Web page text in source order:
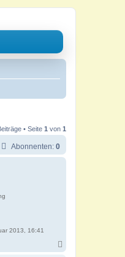
• Seite 1 von 1
Abonnenten: 0
2013, 16:41